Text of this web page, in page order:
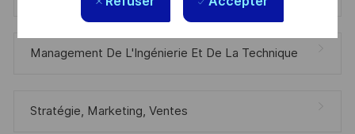
Management De L'Ingénierie Et De La Technique
Stratégie, Marketing, Ventes